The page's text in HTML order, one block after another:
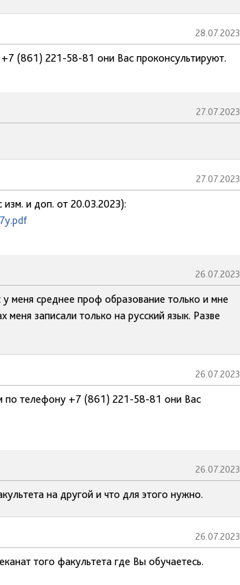
28.07.2023
(861) 221-58-81 они Вас проконсультируют.
27.07.2023
27.07.2023
и доп. от 20.03.2023):
26.07.2023
у меня среднее проф образование только и мне
меня записали только на русский язык. Разве
26.07.2023
по телефону +7 (861) 221-58-81 они Вас
26.07.2023
на другой и что для этого нужно.
26.07.2023
того факультета где Вы обучаетесь.